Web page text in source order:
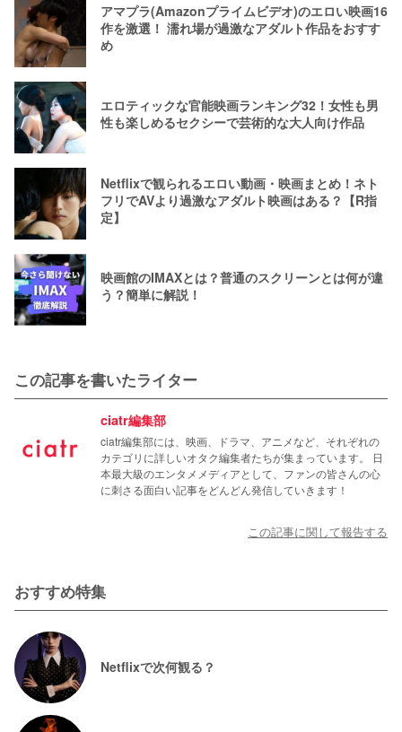
アマプラ(Amazonプライムビデオ)のエロい映画16
作を激選！ 濡れ場が過激なアダルト作品をおすす
め
エロティックな官能映画ランキング32！女性も男
性も楽しめるセクシーで芸術的な大人向け作品
Netflixで観られるエロい動画・映画まとめ！ネト
フリでAVより過激なアダルト映画はある？【R指
定】
映画館のIMAXとは？普通のスクリーンとは何が違
う？簡単に解説！
この記事を書いたライター
ciatr編集部
ciatr編集部には、映画、ドラマ、アニメなど、それぞれの
カテゴリに詳しいオタク編集者たちが集まっています。 日
本最大級のエンタメメディアとして、ファンの皆さんの心
に刺さる面白い記事をどんどん発信していきます！
この記事に関して報告する
おすすめ特集
Netflixで次何観る？